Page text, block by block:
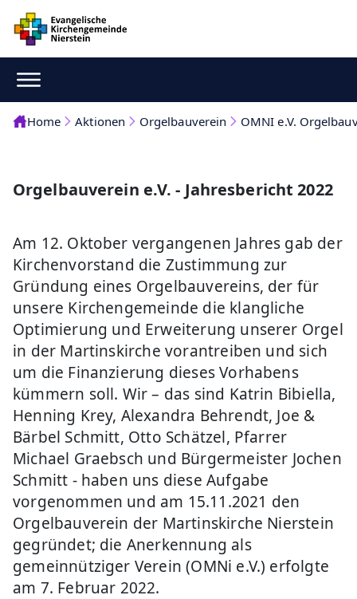
Home Aktionen Orgelbauverein OMNI e.V.
Orgelbauverein e.V. - Jahresbericht 2022
Am 12. Oktober vergangenen Jahres gab der
Kirchenvorstand die Zustimmung zur
Gründung eines Orgelbauvereins, der für
unsere Kirchengemeinde die klangliche
Optimierung und Erweiterung unserer Orgel
in der Martinskirche vorantreiben und sich
um die Finanzierung dieses Vorhabens
kümmern soll. Wir – das sind Katrin Bibiella,
Henning Krey, Alexandra Behrendt, Joe &
Bärbel Schmitt, Otto Schätzel, Pfarrer
Michael Graebsch und Bürgermeister Jochen
Schmitt - haben uns diese Aufgabe
vorgenommen und am 15.11.2021 den
Orgelbauverein der Martinskirche Nierstein
gegründet; die Anerkennung als
gemeinnütziger Verein (OMNi e.V.) erfolgte
am 7. Februar 2022.